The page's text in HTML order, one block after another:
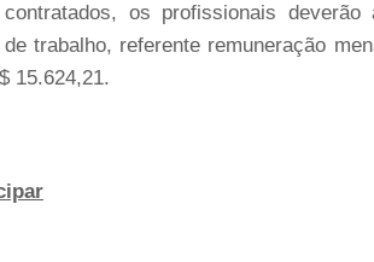
os profissionais
trabalho, referente remuneração
15.624,21.